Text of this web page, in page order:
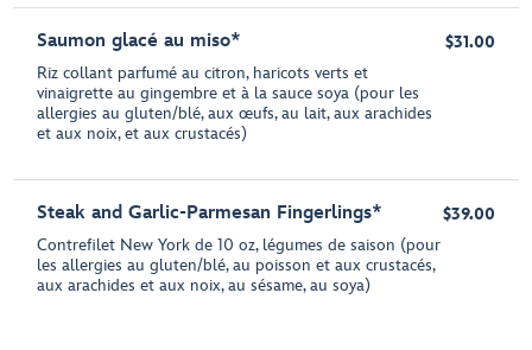
Saumon glacé au miso*
Riz collant parfumé au citron, haricots verts et
vinaigrette au gingembre et à la sauce soya (pour les
allergies au gluten/blé, aux œufs, au lait, aux arachides
et aux noix, et aux crustacés)
$31.00
Steak and Garlic-Parmesan Fingerlings*
Contrefilet New York de 10 oz, légumes de saison (pour
les allergies au gluten/blé, au poisson et aux crustacés,
aux arachides et aux noix, au sésame, au soya)
$39.00